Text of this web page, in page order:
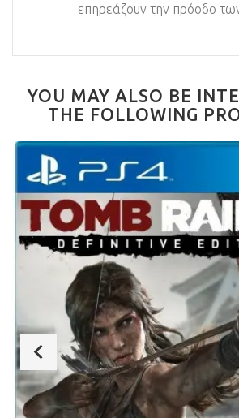
επηρεάζουν την πρόοδο
YOU MAY ALSO BE
THE FOLLOWING